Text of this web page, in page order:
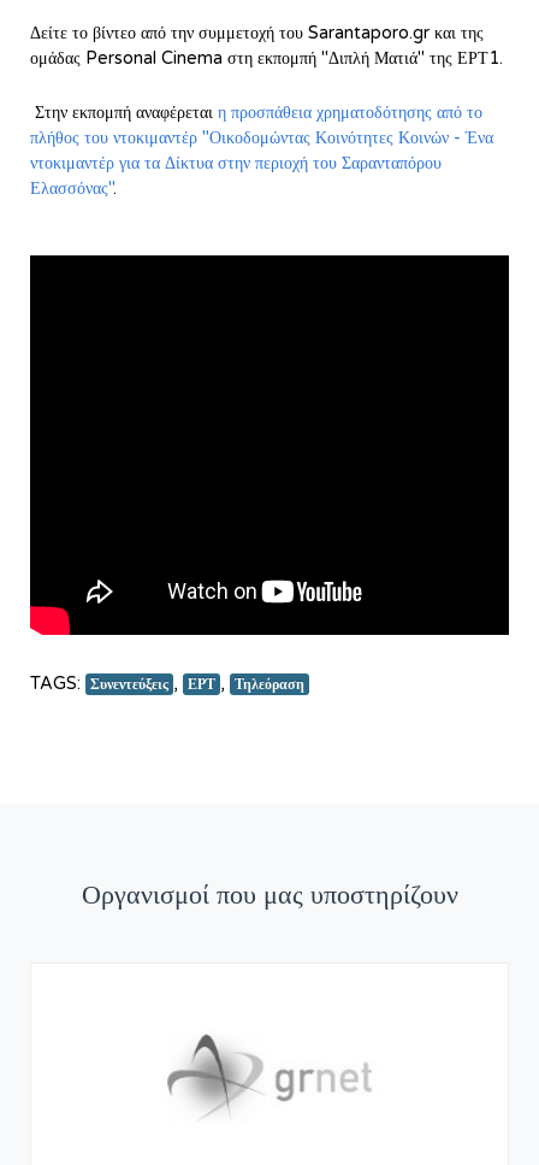
Δείτε το βίντεο από την συμμετοχή του Sarantaporo.gr και της
ομάδας Personal Cinema στη εκπομπή "Διπλή Ματιά" της ΕΡΤ1.
Στην εκπομπή αναφέρεται η προσπάθεια χρηματοδότησης από το
πλήθος του ντοκιμαντέρ "Οικοδομώντας Κοινότητες Κοινών - Ένα
ντοκιμαντέρ για τα Δίκτυα στην περιοχή του Σαρανταπόρου
Ελασσόνας".
TAGS: Συνεντεύξεις , ΕΡΤ , Τηλεόραση
Οργανισμοί που μας υποστηρίζουν